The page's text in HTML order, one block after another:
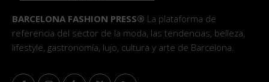
BARCELONA FASHION PRESS® La plataforma de
referencia del sector de la moda, las tendencias, belleza,
lifestyle, gastronomía, lujo, cultura y arte de Barcelona.